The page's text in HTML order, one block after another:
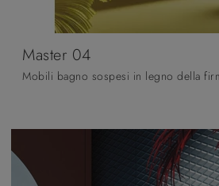
Master 04